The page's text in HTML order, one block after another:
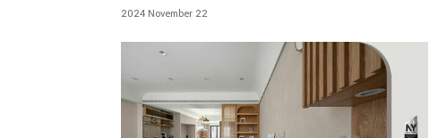
都市生活新的居住理想與視覺焦點
2024 November 22